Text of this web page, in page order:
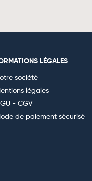
LÉGALES
société
légales
- CGV
de paiement sécurisé